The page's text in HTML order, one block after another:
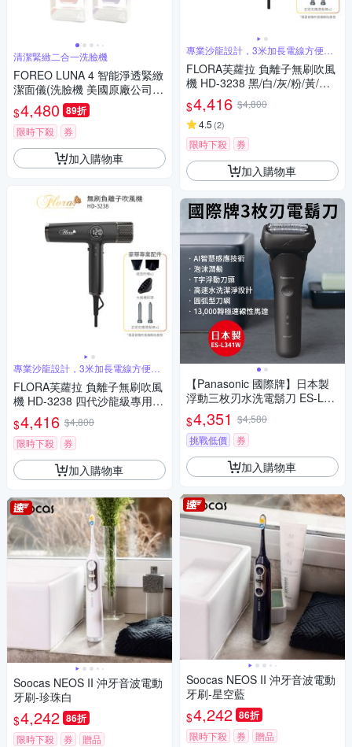
清潔緊緻二合一洗臉機
FOREO LUNA 4 智能淨透緊緻
潔面儀(洗臉機 美國原廠公司貨
兩年保固)
$4,480 89折
限時下殺 券
加入購物車
專業沙龍設計，3米加長電線方便操
作
FLORA芙蘿拉 負離子無刷吹風
機 HD-3238 四代沙龍級專用
〈國際電壓〉 貝殼粉/沉穩黑
$4,416 $4,800
限時下殺
券
加入購物車
Soocas NEOS II 沖牙音波電動
牙刷-珍珠白
$4,242 86折
限時下殺 券 贈品
專業沙龍設計，3米加長電線方便操
作
FLORA芙蘿拉 負離子無刷吹風
機 HD-3238 黑/白/灰/粉/黃/藍/
$4,416 $4,800
4.5 (2)
限時下殺 券
加入購物車
【Panasonic 國際牌】日本製
浮動三枚刃水洗電鬍刀 ES-L34
1W-K
$4,351 $4,580
挑戰低價
券
加入購物車
Soocas NEOS II 沖牙音波電動
牙刷-星空藍
$4,242 86折
限時下殺 券 贈品